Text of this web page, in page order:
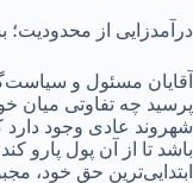
درآمدزایی از
آقایان مسئول و
پرسید چه تفاوتی میان
شهروند عادی وجود دارد
باشد تا از آن پول پارو
ابتدایی‌ترین حق خود،